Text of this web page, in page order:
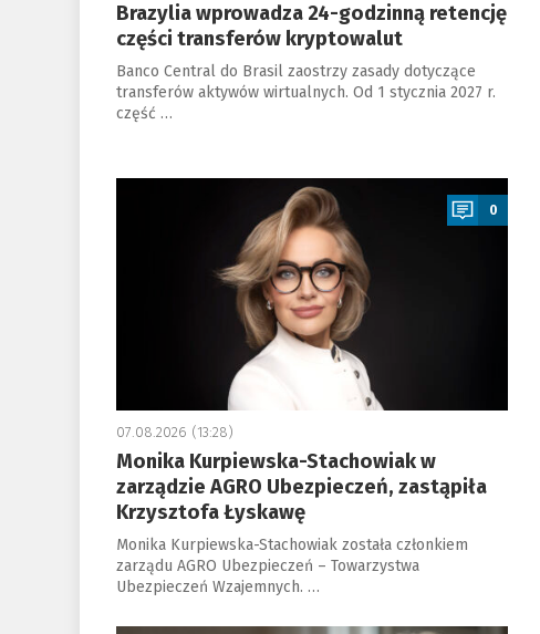
Brazylia wprowadza 24-godzinną retencję
części transferów kryptowalut
Banco Central do Brasil zaostrzy zasady dotyczące
transferów aktywów wirtualnych. Od 1 stycznia 2027 r.
część …
a
0
07.08.2026 (13:28)
Monika Kurpiewska-Stachowiak w
zarządzie AGRO Ubezpieczeń, zastąpiła
Krzysztofa Łyskawę
Monika Kurpiewska-Stachowiak została członkiem
zarządu AGRO Ubezpieczeń – Towarzystwa
Ubezpieczeń Wzajemnych. …
a